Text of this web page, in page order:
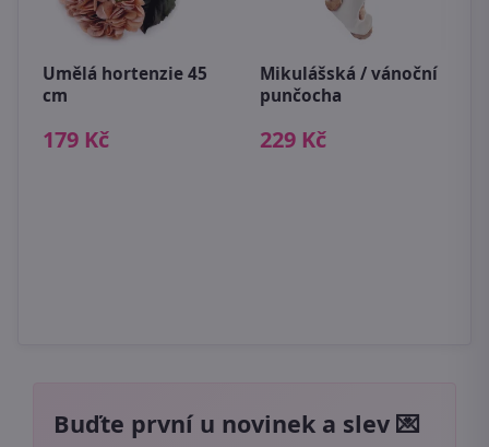
Umělá hortenzie 45
cm
179 Kč
Mikulášská / vánoční
punčocha
229 Kč
Buďte první u novinek a slev 💌